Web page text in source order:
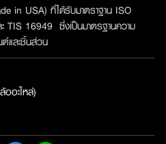
in USA) ที่ได้รับมาตราฐาน ISO
TIS 16949 ซึ่งเป็นมาตรฐานความ
และชิ้นส่วน
อะไหล่)